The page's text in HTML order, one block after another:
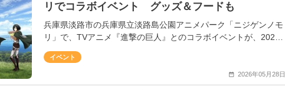
リでコラボイベント グッズ＆フードも
兵庫県淡路市の兵庫県立淡路島公園アニメパーク「ニジゲンノモ
リ」で、TVアニメ『進撃の巨人』とのコラボイベントが、202…
イベント
2026年05月28日